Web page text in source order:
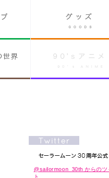
@sailormoon_30th からのツ
ト